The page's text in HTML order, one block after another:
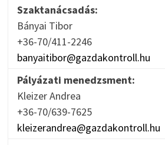
Szaktanácsadás:
Bányai Tibor
+36-70/411-2246
banyaitibor@gazdakontroll.hu
Pályázati menedzsment:
Kleizer Andrea
+36-70/639-7625
kleizerandrea@gazdakontroll.hu